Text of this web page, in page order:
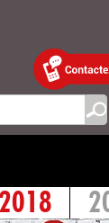
2018